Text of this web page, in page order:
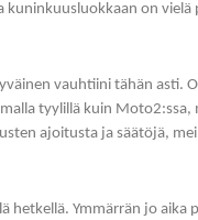
on vielä
vauhtiini tähän asti.
tyylillä kuin Moto2:ssa,
ajoitusta ja säätöjä,
Ymmärrän jo aika